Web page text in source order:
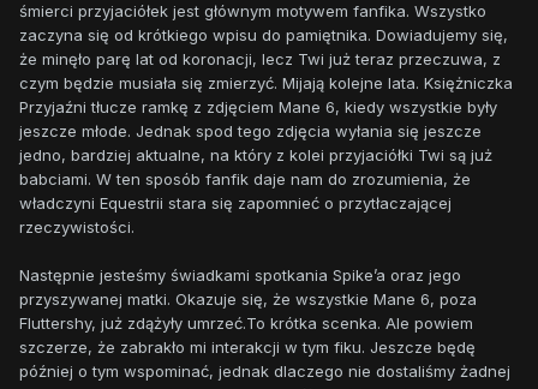
śmierci przyjaciółek jest głównym motywem fanfika. Wszystko
zaczyna się od krótkiego wpisu do pamiętnika. Dowiadujemy się,
że minęło parę lat od koronacji, lecz Twi już teraz przeczuwa, z
czym będzie musiała się zmierzyć. Mijają kolejne lata. Księżniczka
Przyjaźni tłucze ramkę z zdjęciem Mane 6, kiedy wszystkie były
jeszcze młode. Jednak spod tego zdjęcia wyłania się jeszcze
jedno, bardziej aktualne, na który z kolei przyjaciółki Twi są już
babciami. W ten sposób fanfik daje nam do zrozumienia, że
władczyni Equestrii stara się zapomnieć o przytłaczającej
rzeczywistości.
Następnie jesteśmy świadkami spotkania Spike’a oraz jego
przyszywanej matki. Okazuje się, że wszystkie Mane 6, poza
Fluttershy, już zdążyły umrzeć.To krótka scenka. Ale powiem
szczerze, że zabrakło mi interakcji w tym fiku. Jeszcze będę
później o tym wspominać, jednak dlaczego nie dostaliśmy żadnej